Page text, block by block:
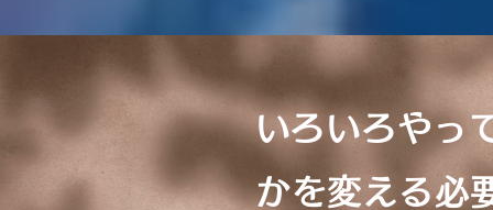
いろいろやっ
かを変える必